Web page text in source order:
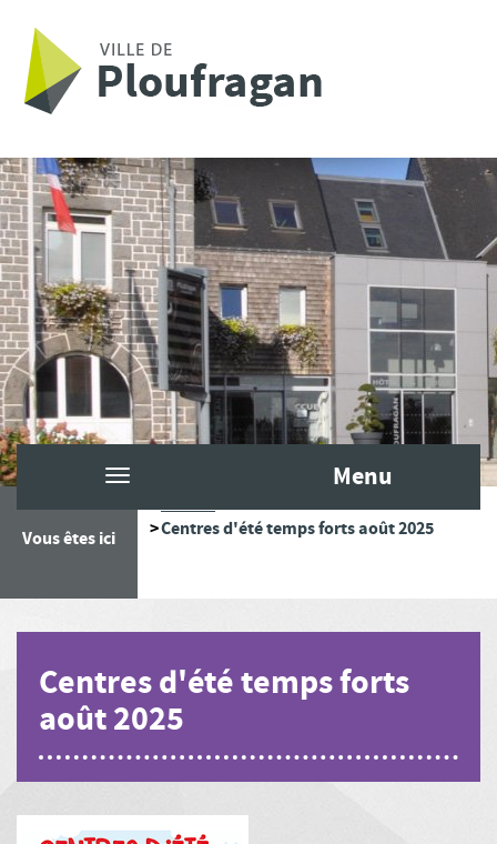
Menu
Vous êtes ici
Accueil
Centres d'été temps forts août 2025
Centres d'été temps forts
août 2025